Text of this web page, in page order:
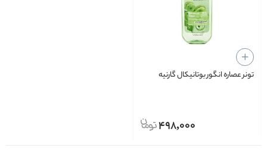
تونر عصاره انگور بوتانیکال گارنیه
498,000